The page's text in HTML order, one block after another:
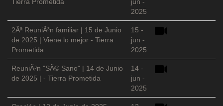
2025
2Âª ReuniÃ³n familiar | 15 de Junio
de 2025 | Viene lo mejor - Tierra
Prometida
15 -
jun -
2025
ReuniÃ³n "SÃ© Sano" | 14 de Junio
de 2025 | - Tierra Prometida
14 -
jun -
2025